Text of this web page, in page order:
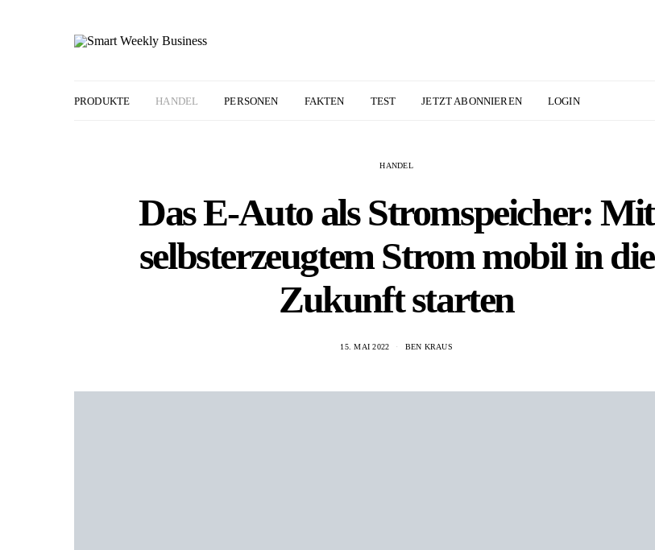
PRODUKTE HANDEL PERSONEN FAKTEN TEST JETZT ABONNIEREN LOGIN
HANDEL
Das E-Auto als Stromspeicher: Mit
selbsterzeugtem Strom mobil in die
Zukunft starten
15. MAI 2022 BEN KRAUS